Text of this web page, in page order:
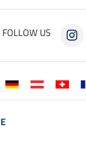
FOLLOW US